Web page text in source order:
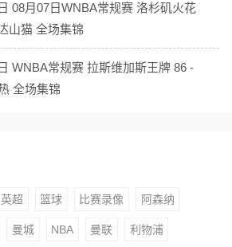
08月07日WNBA常规赛 洛杉矶火花
山猫 全场集锦
WNBA常规赛 拉斯维加斯王牌 86 -
全场集锦
英超 篮球 比赛录像 阿森纳
曼城 NBA 曼联 利物浦